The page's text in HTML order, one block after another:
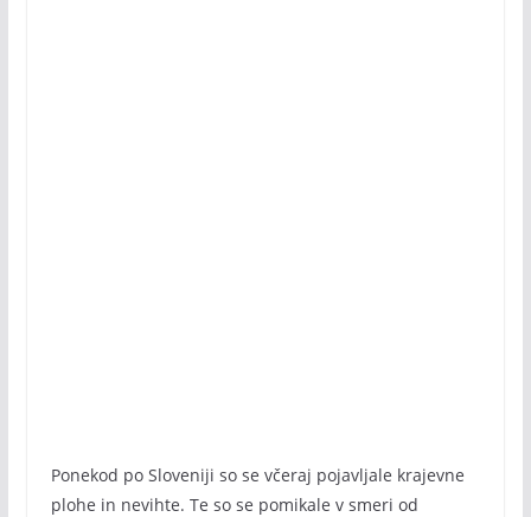
Ponekod po Sloveniji so se včeraj pojavljale krajevne
plohe in nevihte. Te so se pomikale v smeri od